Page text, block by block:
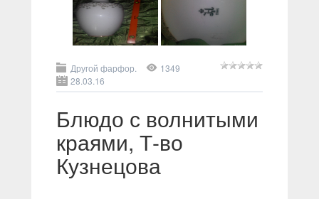
Другой фарфор.
1349
28.03.16
Блюдо с волнитыми
краями, Т-во
Кузнецова